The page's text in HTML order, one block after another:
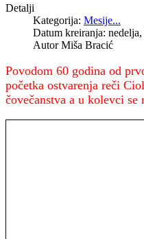
Detalji
Kategorija: Mesije...
Datum kreiranja:
AutorMiša Bracić
Povodom 60 godina od
početka ostvarenja reči
čovečanstva a u kolevci